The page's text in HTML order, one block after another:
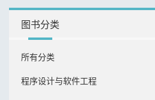
图书分类
所有分类
程序设计与软件工程